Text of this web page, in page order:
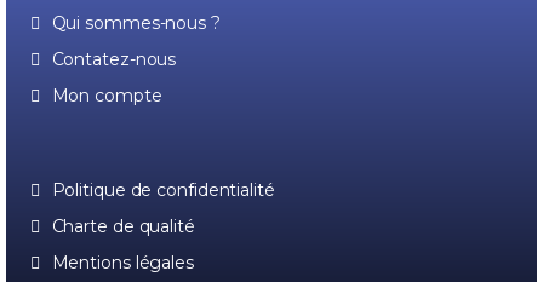
Qui sommes-nous ?
Contatez-nous
Mon compte
Politique de confidentialité
Charte de qualité
Mentions légales